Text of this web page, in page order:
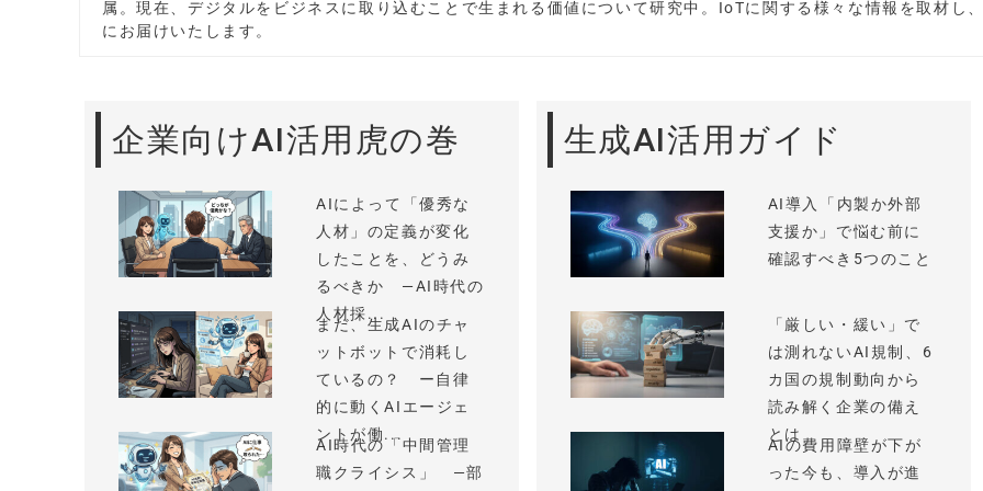
属。現在、デジタルをビジネスに取り込むことで生まれる価値について研究中。IoTに関する様々な情報を取材し
にお届けいたします。
企業向けAI活用虎の巻
AIによって「優秀な
人材」の定義が変化
したことを、どうみ
るべきか —AI時代の
人材採...
まだ、生成AIのチャ
ットボットで消耗し
ているの？ ー自律
的に動くAIエージェ
ントが働...
AI時代の「中間管理
職クライシス」 —部
生成AI活用ガイド
AI導入「内製か外部
支援か」で悩む前に
確認すべき5つのこと
「厳しい・緩い」で
は測れないAI規制、6
カ国の規制動向から
読み解く企業の備え
とは
AIの費用障壁が下が
った今も、導入が進